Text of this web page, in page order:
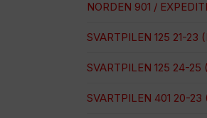
NORDEN 901 /
SVARTPILEN 125 21-23
SVARTPILEN 125 24-25
SVARTPILEN 401 20-23